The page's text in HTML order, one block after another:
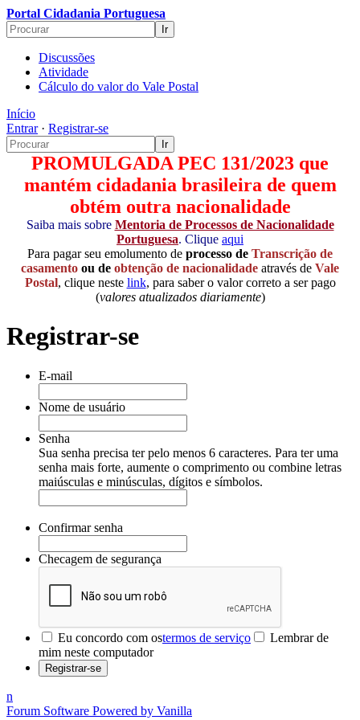
Portal Cidadania Portuguesa
Discussões
Atividade
Cálculo do valor do Vale Postal
Início
Entrar · Registrar-se
PROMULGADA PEC 131/2023 que
mantém cidadania brasileira de quem
obtém outra nacionalidade
Saiba mais sobre Mentoria de Processos de Nacionalidade
Portuguesa. Clique aqui
Para pagar seu emolumento de processo de Transcrição de
casamento ou de obtenção de nacionalidade através de Vale
Postal, clique neste link, para saber o valor correto a ser pago
(valores atualizados diariamente)
Registrar-se
E-mail
Nome de usuário
Senha
Sua senha precisa ter pelo menos 6 caracteres. Para ter uma
senha mais forte, aumente o comprimento ou combine letras
maiúsculas e minúsculas, dígitos e símbolos.
Confirmar senha
Checagem de segurança
Eu concordo com ostermos de serviço
Lembrar de
mim neste computador
n
Forum Software Powered by Vanilla